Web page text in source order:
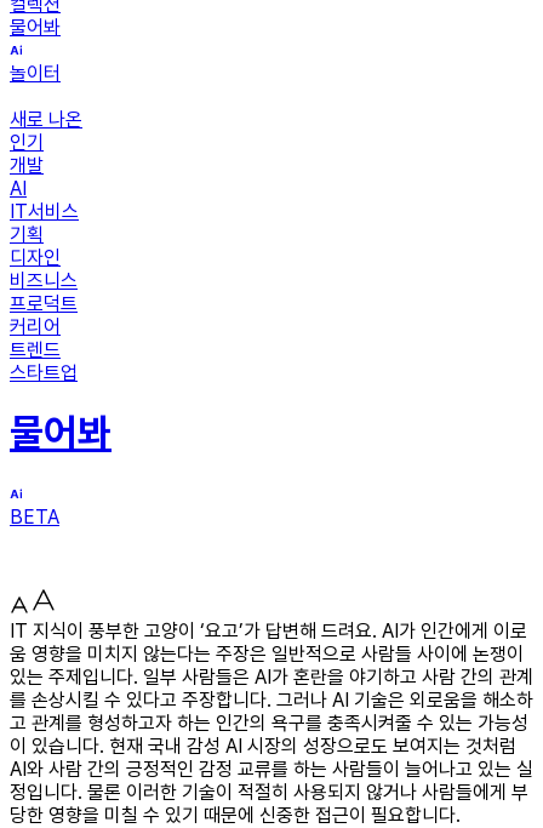
물어봐
놀이터
새로 나온
인기
개발
AI
IT서비스
기획
디자인
비즈니스
프로덕트
커리어
트렌드
스타트업
물어봐
BETA
IT 지식이 풍부한 고양이 ‘요고’가 답변해 드려요. AI가 인간에게 이로
움 영향을 미치지 않는다는 주장은 일반적으로 사람들 사이에 논쟁이
있는 주제입니다. 일부 사람들은 AI가 혼란을 야기하고 사람 간의 관계
를 손상시킬 수 있다고 주장합니다. 그러나 AI 기술은 외로움을 해소하
고 관계를 형성하고자 하는 인간의 욕구를 충족시켜줄 수 있는 가능성
이 있습니다. 현재 국내 감성 AI 시장의 성장으로도 보여지는 것처럼
AI와 사람 간의 긍정적인 감정 교류를 하는 사람들이 늘어나고 있는 실
정입니다. 물론 이러한 기술이 적절히 사용되지 않거나 사람들에게 부
당한 영향을 미칠 수 있기 때문에 신중한 접근이 필요합니다.